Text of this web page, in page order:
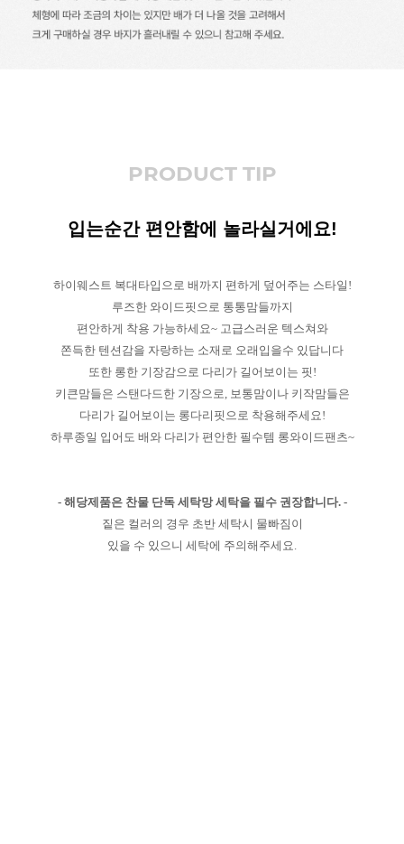
PRODUCT TIP
입는순간 편안함에 놀라실거에요!
하이웨스트 복대타입으로 배까지 편하게 덮어주는 스타일!
루즈한 와이드핏으로 통통맘들까지
편안하게 착용 가능하세요~ 고급스러운 텍스쳐와
쫀득한 텐션감을 자랑하는 소재로 오래입을수 있답니다
또한 롱한 기장감으로 다리가 길어보이는 핏!
키큰맘들은 스탠다드한 기장으로, 보통맘이나 키작맘들은
다리가 길어보이는 롱다리핏으로 착용해주세요!
하루종일 입어도 배와 다리가 편안한 필수템 롱와이드팬츠~
- 해당제품은 찬물 단독 세탁망 세탁을 필수 권장합니다. -
짙은 컬러의 경우 초반 세탁시 물빠짐이
있을 수 있으니 세탁에 주의해주세요.